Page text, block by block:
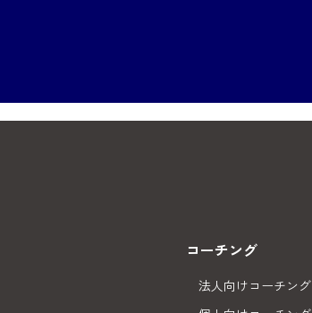
コーチング
法人向けコーチング